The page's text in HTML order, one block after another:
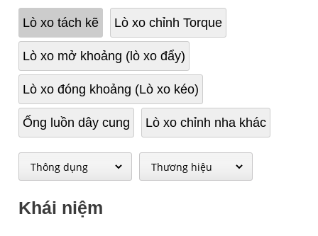
Lò xo tách kẽ Lò xo chỉnh Torque
Lò xo mở khoảng (lò xo đẩy)
Lò xo đóng khoảng (Lò xo kéo)
Ống luồn dây cung Lò xo chỉnh nha khác
Khái niệm